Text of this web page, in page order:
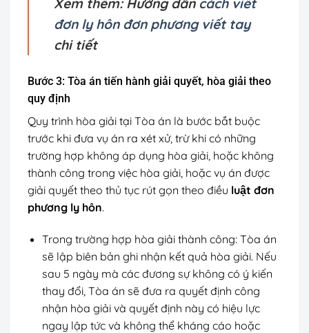
Xem thêm: Hướng dẫn cách viết
đơn ly hôn đơn phương viết tay
chi tiết
Bước 3: Tòa án tiến hành giải quyết, hòa giải theo
quy định
Quy trình hòa giải tại Tòa án là bước bắt buộc
trước khi đưa vụ án ra xét xử, trừ khi có những
trường hợp không áp dụng hòa giải, hoặc không
thành công trong việc hòa giải, hoặc vụ án được
giải quyết theo thủ tục rút gọn theo điều luật đơn
phương ly hôn.
Trong trường hợp hòa giải thành công: Tòa án
sẽ lập biên bản ghi nhận kết quả hòa giải. Nếu
sau 5 ngày mà các đương sự không có ý kiến
thay đổi, Tòa án sẽ đưa ra quyết định công
nhận hòa giải và quyết định này có hiệu lực
ngay lập tức và không thể kháng cáo hoặc